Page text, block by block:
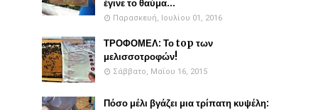
έγινε το θαύμα...
Παρασκευή, Ιουλίου 01, 2016
ΤΡΟΦΟΜΕΛ: Το top των
μελισσοτροφών!
Σάββατο, Μαΐου 16, 2015
Πόσο μέλι βγάζει μια τρίπατη κυψέλη: